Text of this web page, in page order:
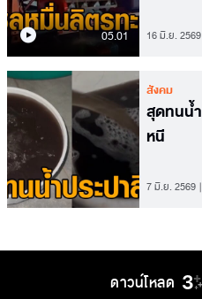
05.01 16 มิ.ย. 2569
สังคม
สุดทนน้
หนี
7 มิ.ย. 2569
ดาวน์โหลด